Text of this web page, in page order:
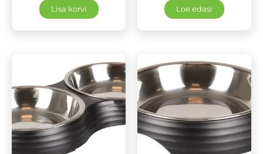
Lisa korvi Loe edasi